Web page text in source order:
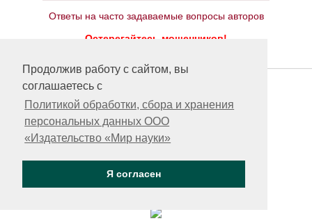
Продолжив работу с сайтом, вы
соглашаетесь с
Политикой обработки, сбора и хранения
персональных данных ООО
«Издательство «Мир науки»
Я согласен
Ответы на часто задаваемые вопросы авторов
Остерегайтесь мошенников!